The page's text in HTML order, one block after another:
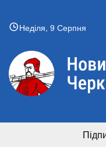
Неділя, 9 Серпня